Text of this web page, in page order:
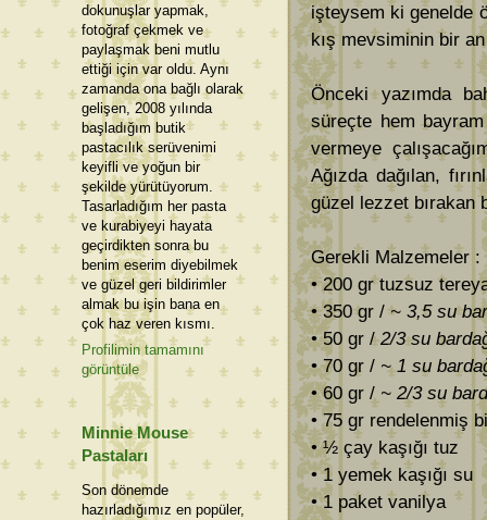
işteysem ki genelde
kış mevsiminin bir
Önceki yazımda
süreçte hem
vermeye
Ağızda dağılan,
güzel lezzet bırakan
Gerekli Malzemeler
• 200 gr tuzsuz
• 350 gr /~ 3,5 su
• 50 gr /2/3 su
• 70 gr / ~ 1 su
• 60 gr / ~ 2/3 su
• 75 gr rendelenmiş
• ½ çay kaşığı tuz
• 1 yemek kaşığı su
• 1 paket vanilya
dokunuşlar yapmak,
fotoğraf çekmek ve
paylaşmak beni mutlu
ettiği için var oldu. Aynı
zamanda ona bağlı olarak
gelişen, 2008 yılında
başladığım butik
pastacılık serüvenimi
keyifli ve yoğun bir
şekilde yürütüyorum.
Tasarladığım her pasta
ve kurabiyeyi hayata
geçirdikten sonra bu
benim eserim diyebilmek
ve güzel geri bildirimler
almak bu işin bana en
çok haz veren kısmı.
Profilimin tamamını
görüntüle
Minnie Mouse
Pastaları
Son dönemde
hazırladığımız en popüler,